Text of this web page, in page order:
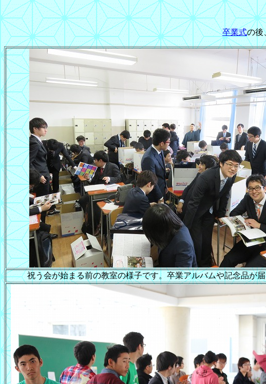
卒業式の後
祝う会が始まる前の教室の様子です。卒業アルバムや記念品が